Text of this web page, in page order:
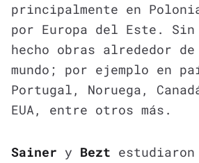
principalmente en
por Europa del Este. Sin
hecho obras alrededor
mundo; por ejemplo en
Portugal, Noruega,
EUA, entre otros más.
Sainer y Bezt estudiaron